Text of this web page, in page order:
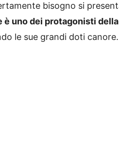
bisogno si
è uno dei protagonisti
le sue grandi doti canore.